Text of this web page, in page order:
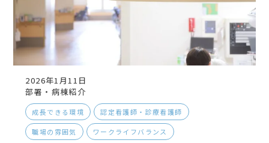
2026年1月11日
部署・病棟紹介
成長できる環境 認定看護師・診療看護師
職場の雰囲気 ワークライフバランス